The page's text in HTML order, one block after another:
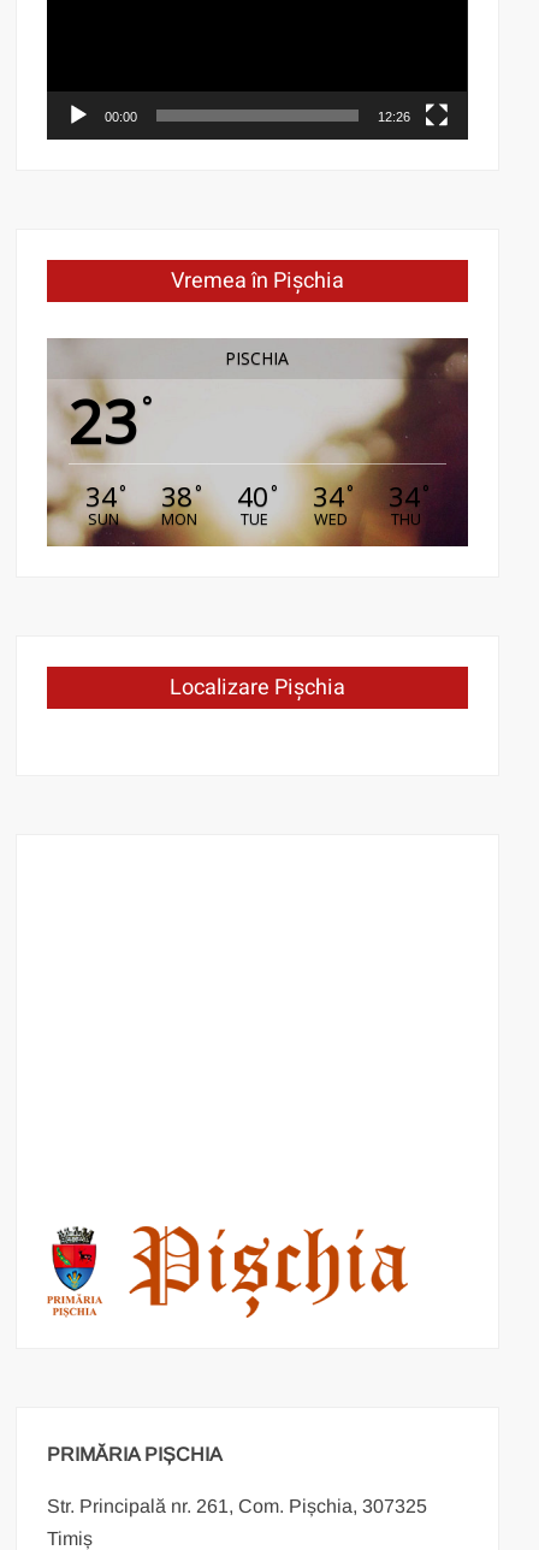
00:00 12:26
Vremea în Pișchia
PISCHIA
23°
34°
SUN
38°
MON
40°
TUE
34°
WED
34°
THU
Localizare Pișchia
PRIMĂRIA PIȘCHIA
Str. Principală nr. 261, Com. Pișchia, 307325
Timiș